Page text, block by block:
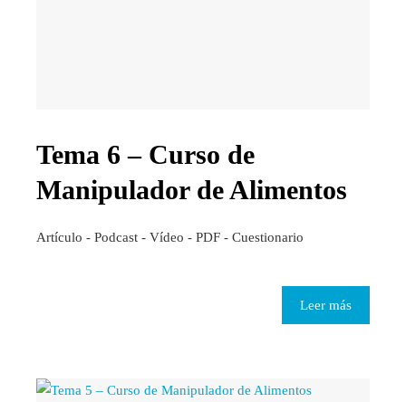
Tema 6 – Curso de
Manipulador de Alimentos
Artículo - Podcast - Vídeo - PDF - Cuestionario
Leer más